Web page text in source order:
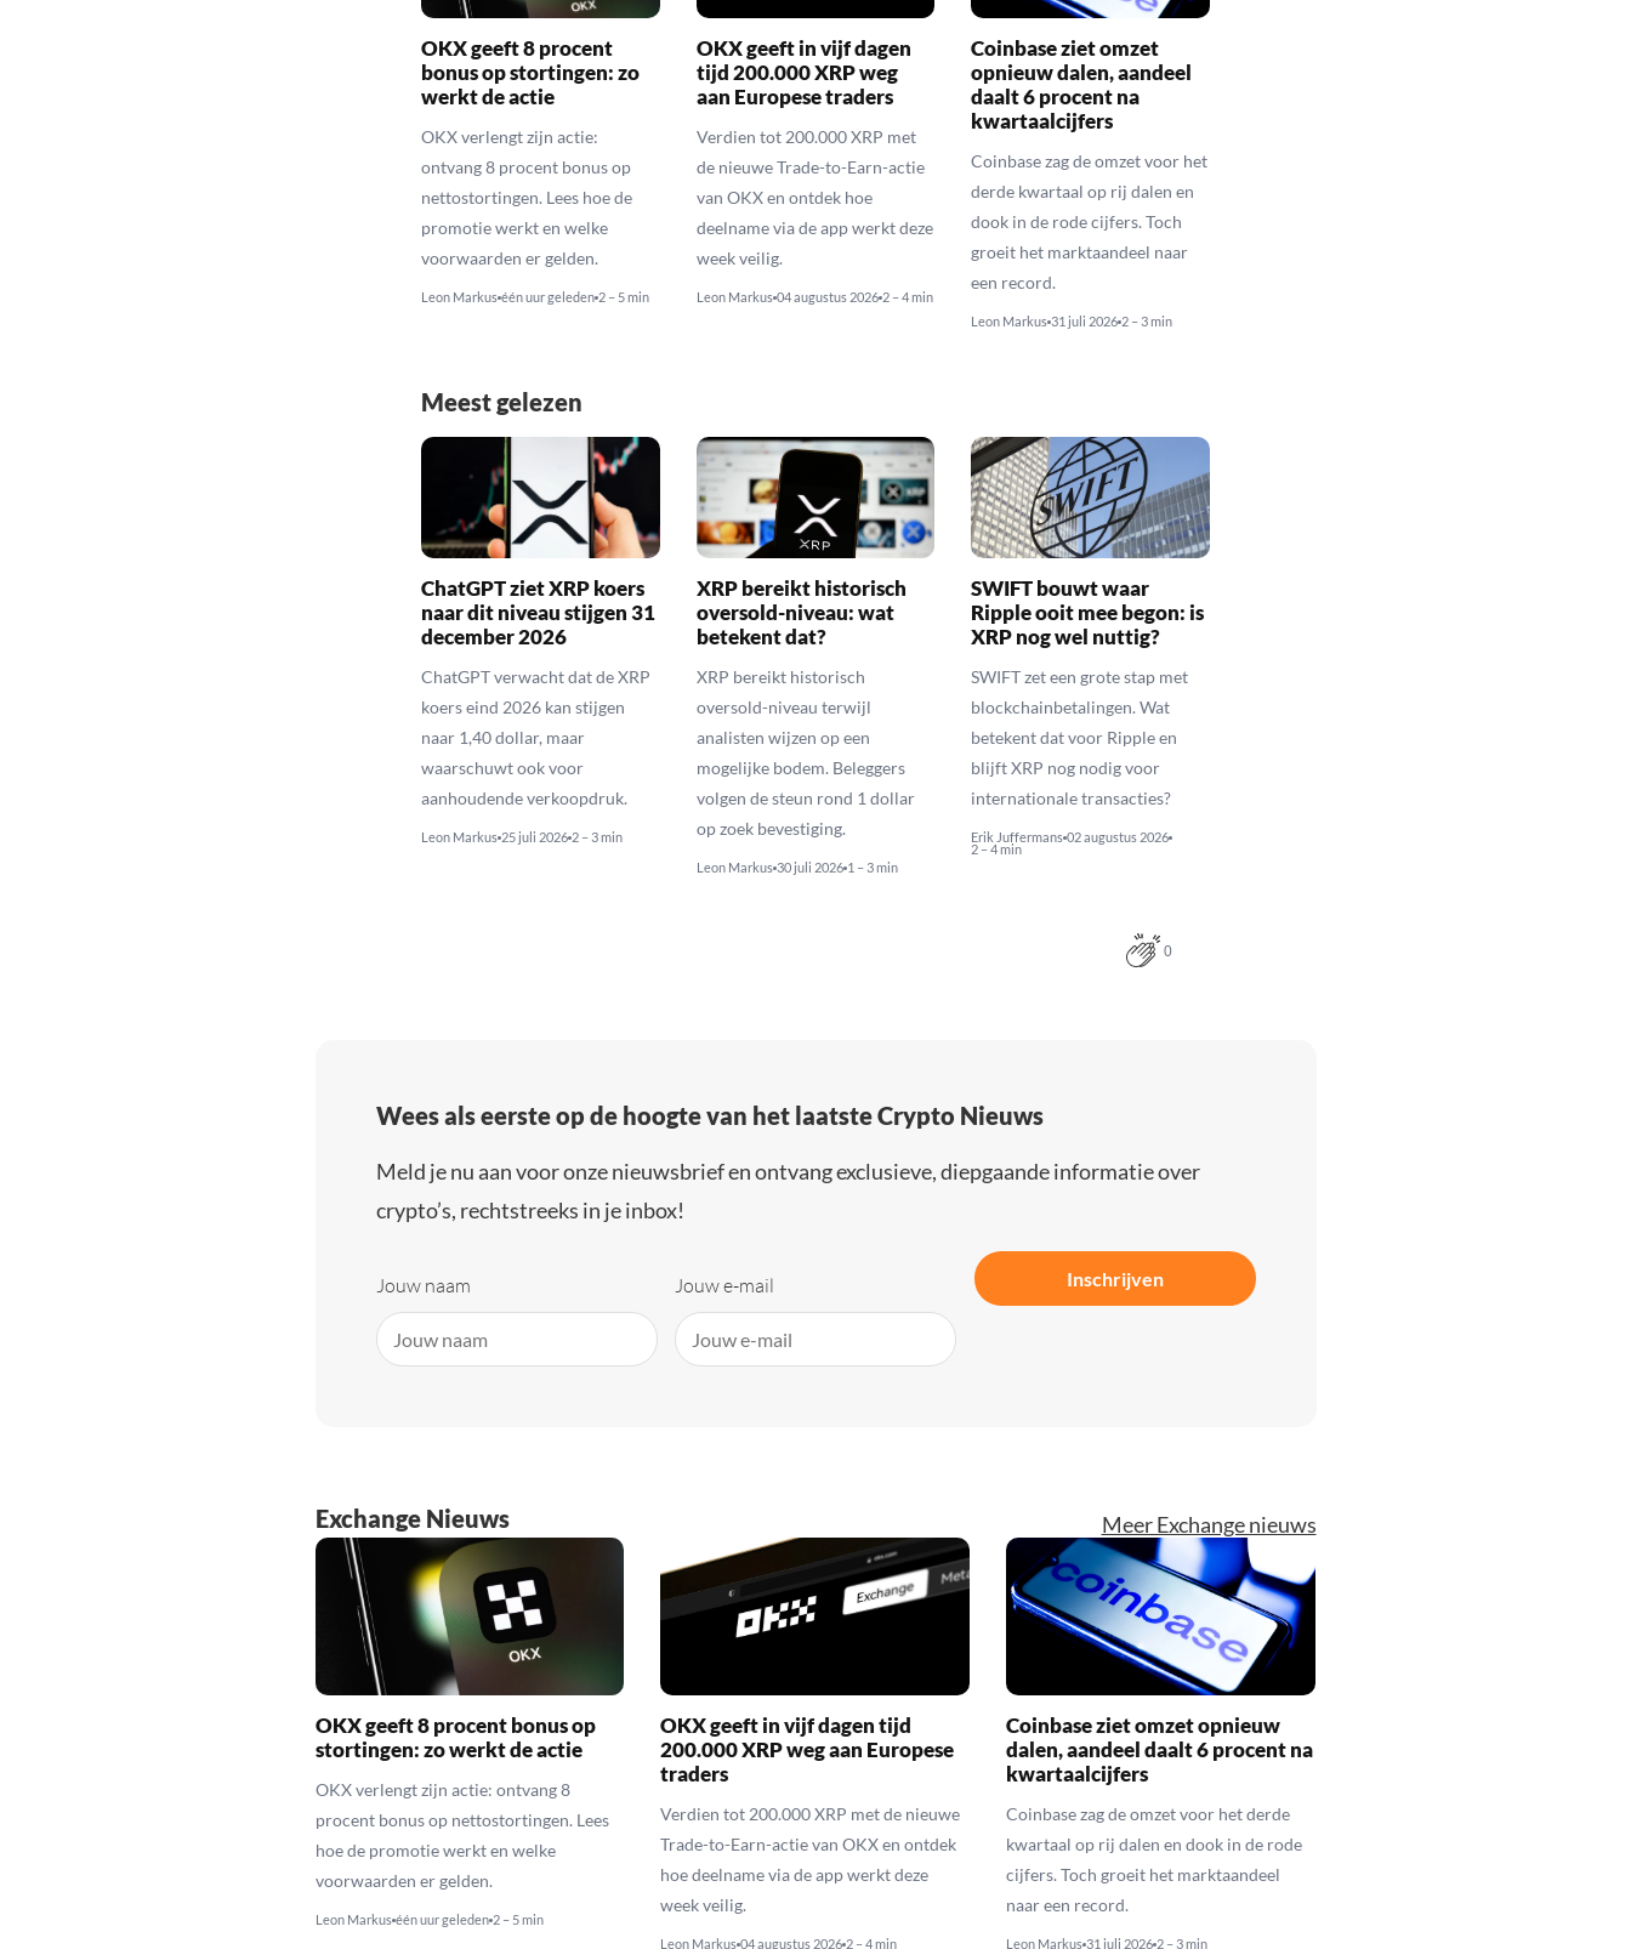
OKX geeft 8 procent
bonus op stortingen: zo
werkt de actie
OKX verlengt zijn actie:
ontvang 8 procent bonus op
nettostortingen. Lees hoe de
promotie werkt en welke
voorwaarden er gelden.
Leon Markus één uur geleden 2 – 5 min
OKX geeft in vijf dagen
tijd 200.000 XRP weg
aan Europese traders
Verdien tot 200.000 XRP met
de nieuwe Trade-to-Earn-actie
van OKX en ontdek hoe
deelname via de app werkt deze
week veilig.
Leon Markus 04 augustus 2026 2 – 4 min
Coinbase ziet omzet
opnieuw dalen, aandeel
daalt 6 procent na
kwartaalcijfers
Coinbase zag de omzet voor het
derde kwartaal op rij dalen en
dook in de rode cijfers. Toch
groeit het marktaandeel naar
een record.
Leon Markus 31 juli 2026 2 – 3 min
Meest gelezen
ChatGPT ziet XRP koers
naar dit niveau stijgen 31
december 2026
ChatGPT verwacht dat de XRP
koers eind 2026 kan stijgen
naar 1,40 dollar, maar
waarschuwt ook voor
aanhoudende verkoopdruk.
Leon Markus 25 juli 2026 2 – 3 min
XRP bereikt historisch
oversold-niveau: wat
betekent dat?
XRP bereikt historisch
oversold-niveau terwijl
analisten wijzen op een
mogelijke bodem. Beleggers
volgen de steun rond 1 dollar
op zoek bevestiging.
Leon Markus 30 juli 2026 1 – 3 min
SWIFT bouwt waar
Ripple ooit mee begon: is
XRP nog wel nuttig?
SWIFT zet een grote stap met
blockchainbetalingen. Wat
betekent dat voor Ripple en
blijft XRP nog nodig voor
internationale transacties?
Erik Juffermans 02 augustus 2026
2 – 4 min
0
Wees als eerste op de hoogte van het laatste Crypto Nieuws
Meld je nu aan voor onze nieuwsbrief en ontvang exclusieve, diepgaande informatie over
crypto’s, rechtstreeks in je inbox!
Jouw naam Jouw e-mail Inschrijven
Exchange Nieuws Meer Exchange nieuws
OKX geeft 8 procent bonus op
stortingen: zo werkt de actie
OKX verlengt zijn actie: ontvang 8
procent bonus op nettostortingen. Lees
hoe de promotie werkt en welke
voorwaarden er gelden.
Leon Markus één uur geleden 2 – 5 min
OKX geeft in vijf dagen tijd
200.000 XRP weg aan Europese
traders
Verdien tot 200.000 XRP met de nieuwe
Trade-to-Earn-actie van OKX en ontdek
hoe deelname via de app werkt deze
week veilig.
Leon Markus 04 augustus 2026 2 – 4 min
Coinbase ziet omzet opnieuw
dalen, aandeel daalt 6 procent na
kwartaalcijfers
Coinbase zag de omzet voor het derde
kwartaal op rij dalen en dook in de rode
cijfers. Toch groeit het marktaandeel
naar een record.
Leon Markus 31 juli 2026 2 – 3 min